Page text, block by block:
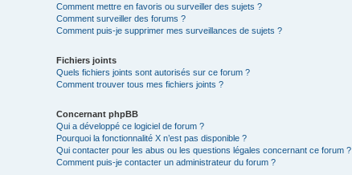
Comment mettre en favoris ou surveiller des sujets ?
Comment surveiller des forums ?
Comment puis-je supprimer mes surveillances de sujets ?
Fichiers joints
Quels fichiers joints sont autorisés sur ce forum ?
Comment trouver tous mes fichiers joints ?
Concernant phpBB
Qui a développé ce logiciel de forum ?
Pourquoi la fonctionnalité X n’est pas disponible ?
Qui contacter pour les abus ou les questions légales concernant ce forum ?
Comment puis-je contacter un administrateur du forum ?